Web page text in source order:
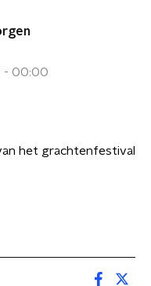
- 00:00
het grachtenfestival